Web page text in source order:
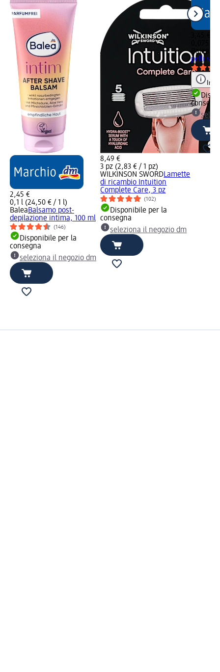
2,45 €
0,1 l (24,50 € / 1 l)
BaleaBalsamo post-
depilazione intima, 100 ml
(146)
Disponibile per la
consegna
seleziona il negozio dm
8,49 €
3 pz (2,83 € / 1 pz)
WILKINSON SWORDLamette
di ricambio Intuition
Complete Care, 3 pz
(102)
Disponibile per la
consegna
seleziona il negozio dm
Balea
pelli